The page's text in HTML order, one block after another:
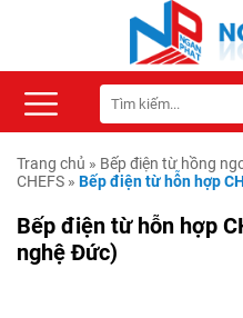
Trang chủ » Bếp điện từ hồng
CHEFS » Bếp điện từ hỗn hợp
Bếp điện từ hỗn hợp
nghệ Đức)